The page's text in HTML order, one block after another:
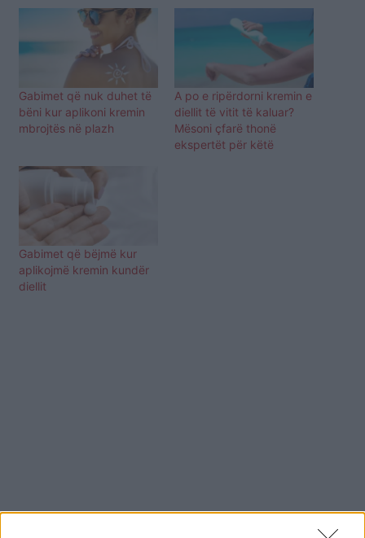
Gabimet që nuk duhet të
bëni kur aplikoni kremin
mbrojtës në plazh
A po e ripërdorni kremin e
diellit të vitit të kaluar?
Mësoni çfarë thonë
ekspertët për këtë
Gabimet që bëjmë kur
aplikojmë kremin kundër
diellit